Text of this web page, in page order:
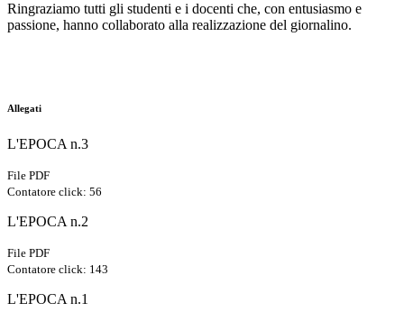
Ringraziamo tutti gli studenti e i docenti che, con entusiasmo e
passione, hanno collaborato alla realizzazione del giornalino.
Allegati
L'EPOCA n.3
File PDF
Contatore click: 56
L'EPOCA n.2
File PDF
Contatore click: 143
L'EPOCA n.1